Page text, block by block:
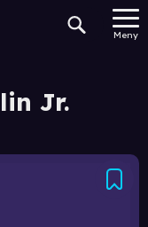
Meny
Jr.